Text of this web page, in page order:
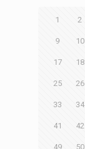
1 2
9 10
17 18
25 26
33 34
41 42
49 50